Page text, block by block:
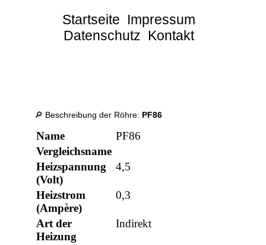
Startseite Impressum
Datenschutz Kontakt
🔎 Beschreibung der Röhre: PF86
Name
PF86
Vergleichsname
Heizspannung
(Volt)
4,5
Heizstrom
(Ampère)
0,3
Art der
Heizung
Indirekt